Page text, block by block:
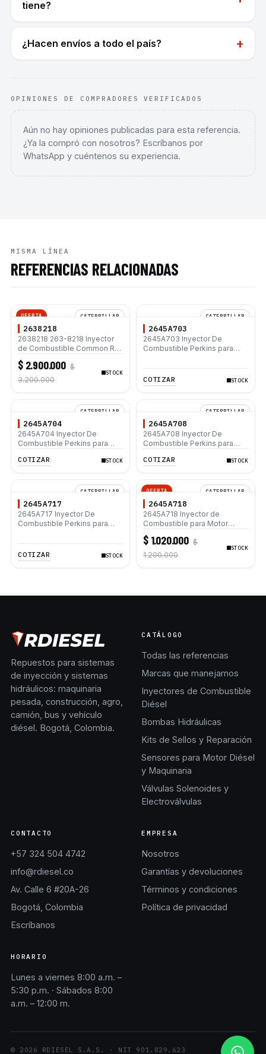
tiene?
¿Hacen envíos a todo el país? +
OPINIONES DE COMPRADORES VERIFICADOS
Aún no hay opiniones publicadas para esta referencia.
¿Ya la compró con nosotros? Escríbanos por
WhatsApp y cuéntenos su experiencia.
MISMA LÍNEA
REFERENCIAS RELACIONADAS
OFERTA CATERPILLAR
2638218
2638218 263-8218 Inyector
de Combustible Common Rail
para Caterpillar C7 325D 120K
12M 140K 950H
$ 2.900.000 $
3.200.000
STOCK
CATERPILLAR
2645A703
2645A703 Inyector De
Combustible Perkins para
COTIZAR
STOCK
CATERPILLAR
2645A704
2645A704 Inyector De
Combustible Perkins para
953D D6K
COTIZAR STOCK
CATERPILLAR
2645A708
2645A708 Inyector De
Combustible Perkins para
953D D6K
COTIZAR STOCK
CATERPILLAR
2645A717
2645A717 Inyector De
Combustible Perkins para
COTIZAR STOCK
OFERTA CATERPILLAR
2645A718
2645A718 Inyector de
Combustible para Motor
Perkins Caterpillar C4.4 C6.6
430E 450E D6K 924H
$ 1.020.000 $
1.200.000
STOCK
Repuestos para sistemas
de inyección y sistemas
hidráulicos: maquinaria
pesada, construcción, agro,
camión, bus y vehículo
diésel. Bogotá, Colombia.
CATÁLOGO
Todas las referencias
Marcas que manejamos
Inyectores de Combustible
Diésel
Bombas Hidráulicas
Kits de Sellos y Reparación
Sensores para Motor Diésel
y Maquinaria
Válvulas Solenoides y
Electroválvulas
CONTACTO
+57 324 504 4742
info@rdiesel.co
Av. Calle 6 #20A-26
Bogotá, Colombia
Escríbanos
EMPRESA
Nosotros
Garantías y devoluciones
Términos y condiciones
Política de privacidad
HORARIO
Lunes a viernes 8:00 a.m. –
5:30 p.m. · Sábados 8:00
a.m. – 12:00 m.
© 2026 RDIESEL S.A.S. · NIT 901.829.623